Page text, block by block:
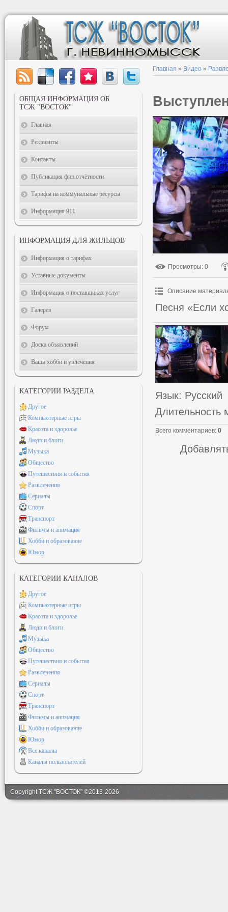
Главная » Видео »
Просмотры: 0
Описание
Песня «Если
Язык: Русский
Длительность
Всего комментариев: 0
ОБЩАЯ ИНФОРМАЦИЯ ОБ
ТСЖ "ВОСТОК"
Главная
Реквизиты
Контакты
Публикация фин.отчётности
Тарифы на коммунальные ресурсы
Информация 911
ИНФОРМАЦИЯ ДЛЯ ЖИЛЬЦОВ
Информация о тарифах
Уставные документы
Информация о поставщиках услуг
Галерея
Форум
Доска объявлений
Ваши хобби и увлечения
КАТЕГОРИИ РАЗДЕЛА
Другое
Компьютерные игры
Красота и здоровье
Люди и блоги
Музыка
Общество
Путешествия и события
Развлечения
Сериалы
Спорт
Транспорт
Фильмы и анимация
Хобби и образование
Юмор
КАТЕГОРИИ КАНАЛОВ
Другое
Компьютерные игры
Красота и здоровье
Люди и блоги
Музыка
Общество
Путешествия и события
Развлечения
Сериалы
Спорт
Транспорт
Фильмы и анимация
Хобби и образование
Юмор
Все каналы
Каналы пользователей
Copyright ТСЖ "ВОСТОК" ©2013-2026